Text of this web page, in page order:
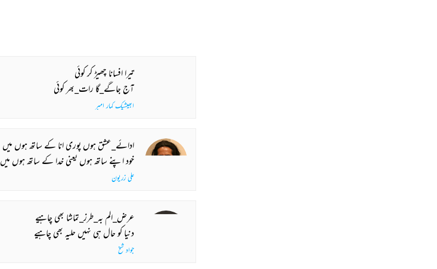
تیرا افسانا چھیڑ کر کوئی
آج جاگے_گا رات_بھر کوئی
ابھیشیک کمار امبر
ادائے_عشق ہوں پوری انا کے ساتھ ہوں میں
خود اپنے ساتھ ہوں یعنی خدا کے ساتھ ہوں میں
علی زریون
عرض_الم بہ_طرز_تماشا بھی چاہیے
دنیا کو حال ہی نہیں حلیہ بھی چاہیے
جواد شیخ